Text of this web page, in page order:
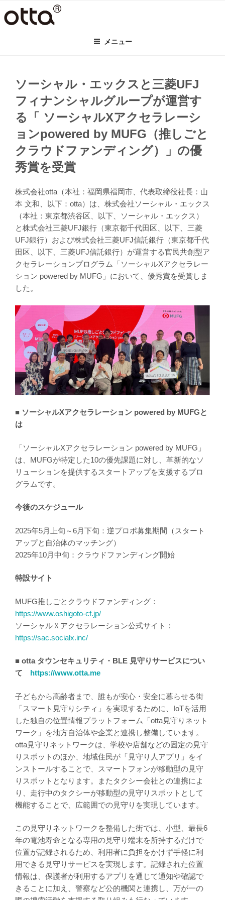
ン
メニュー
ソーシャル・エックスと三菱UFJ
フィナンシャルグループが運営す
る「 ソーシャルXアクセラレーシ
ョンpowered by MUFG（推しごと
クラウドファンディング）」の優
秀賞を受賞
株式会社otta（本社：福岡県福岡市、代表取締役社長：山
本 文和、以下：otta）は、株式会社ソーシャル・エックス
（本社：東京都渋谷区、以下、ソーシャル・エックス）
と株式会社三菱UFJ銀行（東京都千代田区、以下、三菱
UFJ銀行）および株式会社三菱UFJ信託銀行（東京都千代
田区、以下、三菱UFJ信託銀行）が運営する官民共創型ア
クセラレーションプログラム「ソーシャルXアクセラレー
ション powered by MUFG」において、優秀賞を受賞しま
した。
■ ソーシャルXアクセラレーション powered by MUFGと
は
「ソーシャルXアクセラレーション powered by MUFG」
は、MUFGが特定した10の優先課題に対し、革新的なソ
リューションを提供するスタートアップを支援するプロ
グラムです。
今後のスケジュール
2025年5月上旬～6月下旬：逆プロポ募集期間（スタート
アップと自治体のマッチング）
2025年10月中旬：クラウドファンディング開始
特設サイト
MUFG推しごとクラウドファンディング：
https://www.oshigoto-cf.jp/
ソーシャルＸアクセラレーション公式サイト：
https://sac.socialx.inc/
■ otta タウンセキュリティ・BLE 見守りサービスについ
て
https://www.otta.me
子どもから高齢者まで、誰もが安心・安全に暮らせる街
「スマート見守りシティ」を実現するために、IoTを活用
した独自の位置情報プラットフォーム「otta見守りネット
ワーク」を地方自治体や企業と連携し整備しています。
otta見守りネットワークは、学校や店舗などの固定の見守
りスポットのほか、地域住民が「見守り人アプリ」をイ
ンストールすることで、スマートフォンが移動型の見守
りスポットとなります。またタクシー会社との連携によ
り、走行中のタクシーが移動型の見守りスポットとして
機能することで、広範囲での見守りを実現しています。
この見守りネットワークを整備した街では、小型、最長6
年の電池寿命となる専用の見守り端末を所持するだけで
位置が記録されるため、利用者に負担をかけず手軽に利
用できる見守りサービスを実現します。記録された位置
情報は、保護者が利用するアプリを通じて通知や確認で
きることに加え、警察など公的機関と連携し、万が一の